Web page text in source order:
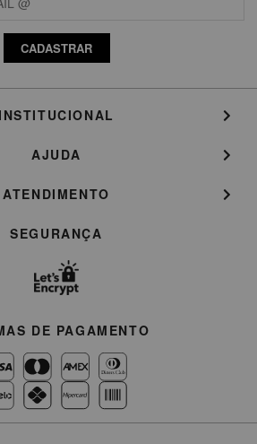
CADASTRAR
INSTITUCIONAL
AJUDA
ATENDIMENTO
SEGURANÇA
DE PAGAMENTO